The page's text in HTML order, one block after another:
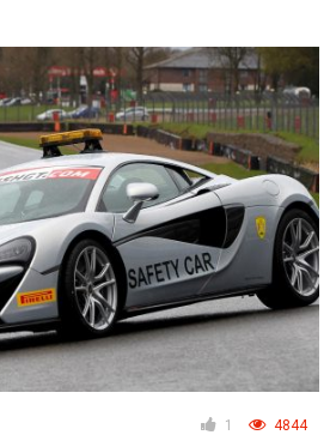
1 4844